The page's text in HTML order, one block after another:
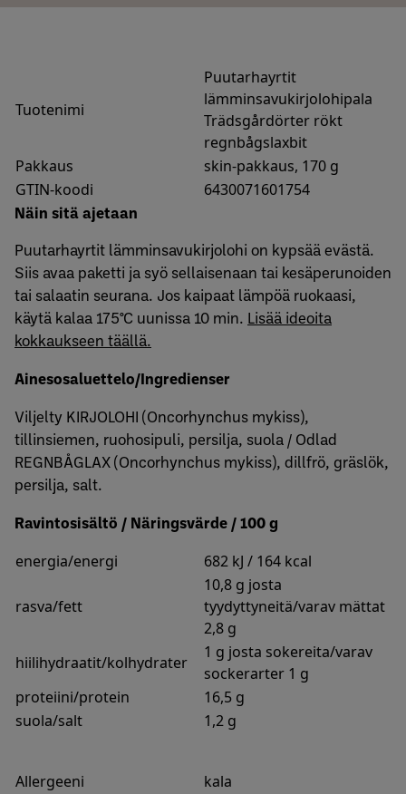
Tuotenimi
Puutarhayrtit
lämminsavukirjolohipala
Trädsgårdörter rökt
regnbågslaxbit
Pakkaus
skin-pakkaus, 170 g
GTIN-koodi
6430071601754
Näin sitä ajetaan
Puutarhayrtit lämminsavukirjolohi on kypsää evästä.
Siis avaa paketti ja syö sellaisenaan tai kesäperunoiden
tai salaatin seurana. Jos kaipaat lämpöä ruokaasi,
käytä kalaa 175°C uunissa 10 min. Lisää ideoita
kokkaukseen täällä.
Ainesosaluettelo/Ingredienser
Viljelty KIRJOLOHI (Oncorhynchus mykiss),
tillinsiemen, ruohosipuli, persilja, suola / Odlad
REGNBÅGLAX (Oncorhynchus mykiss), dillfrö, gräslök,
persilja, salt.
Ravintosisältö / Näringsvärde / 100 g
energia/energi 682 kJ / 164 kcal
rasva/fett
10,8 g josta
tyydyttyneitä/varav mättat
2,8 g
hiilihydraatit/kolhydrater
1 g josta sokereita/varav
sockerarter 1 g
proteiini/protein
16,5 g
suola/salt
1,2 g
Allergeeni
kala